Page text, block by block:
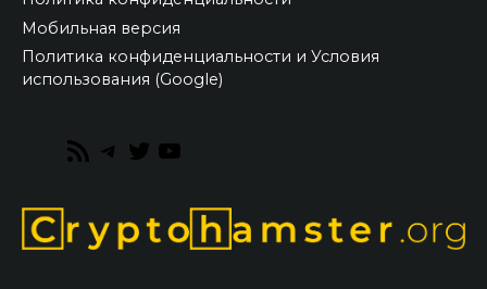
Мобильная версия
Политика конфиденциальности и Условия
использования (Google)
RSS
Telegram
Twitter